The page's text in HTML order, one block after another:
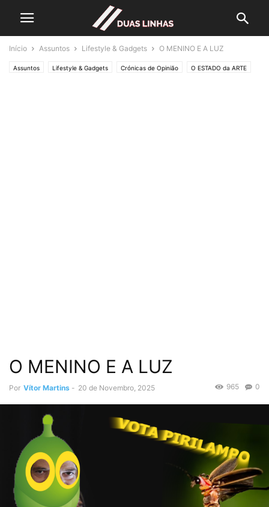
Início Assuntos Lifestyle & Gadgets O MENINO E A LUZ
Assuntos Lifestyle & Gadgets Crónicas de Opinião O ESTADO da ARTE
O MENINO E A LUZ
Por Vítor Martins - 20 de Novembro, 2025 0
965